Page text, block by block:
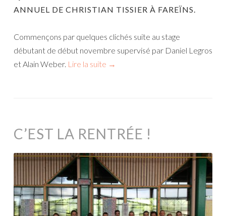
ANNUEL DE CHRISTIAN TISSIER À FAREÏNS.
Commençons par quelques clichés suite au stage
débutant de début novembre supervisé par Daniel Legros
et Alain Weber. Lire la suite →
C’EST LA RENTRÉE !